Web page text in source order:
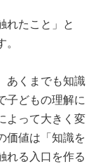
れたこと」と
あくまでも知識
子どもの理解に
よって大きく変
価値は「知識を
れる入口を作る